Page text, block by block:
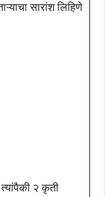
सारांश लिहिणे
२ कृती